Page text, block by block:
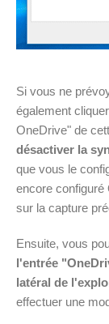
Si vous ne
également
OneDrive" de
désactiver la
que vous le
encore
sur la capture
Ensuite, vous
l'entrée
latéral de
effectuer une